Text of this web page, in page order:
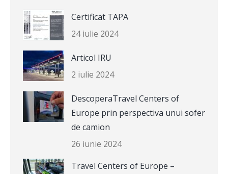
Certificat TAPA
24 iulie 2024
Articol IRU
2 iulie 2024
DescoperaTravel Centers of
Europe prin perspectiva unui sofer
de camion
26 iunie 2024
Travel Centers of Europe –